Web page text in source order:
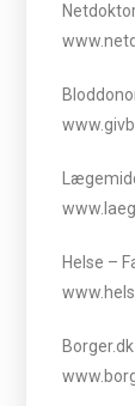
Helse –